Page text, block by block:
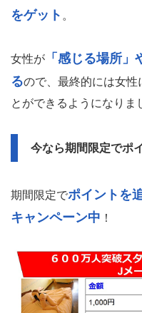
をゲット 。
女性が 「感じる場所
るので、最終的には女性
とができるようになりま
今なら期間限定でポ
期間限定でポイントを
キャンペーン中 ！